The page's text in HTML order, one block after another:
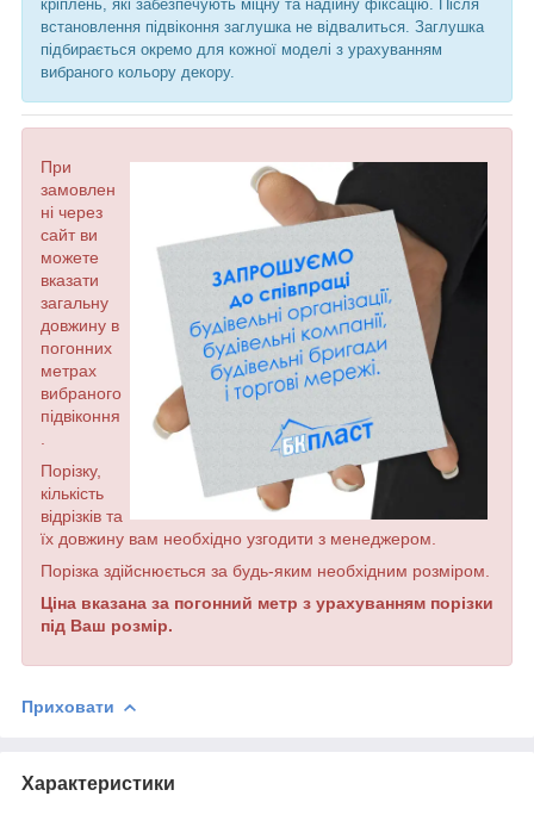
кріплень, які забезпечують міцну та надійну фіксацію. Після
встановлення підвіконня заглушка не відвалиться. Заглушка
підбирається окремо для кожної моделі з урахуванням
вибраного кольору декору.
При
замовлен
ні через
сайт ви
можете
вказати
загальну
довжину в
погонних
метрах
вибраного
підвіконня
Порізку,
кількість
відрізків та
їх довжину вам необхідно узгодити з менеджером.
Порізка здійснюється за будь-яким необхідним розміром.
Ціна вказана за погонний метр з урахуванням порізки
під Ваш розмір.
Приховати
Характеристики